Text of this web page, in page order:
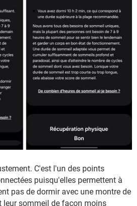
C'est l'un des points
puisqu'elles permettent à
pas de dormir avec une montre de
leur sommeil de façon moins